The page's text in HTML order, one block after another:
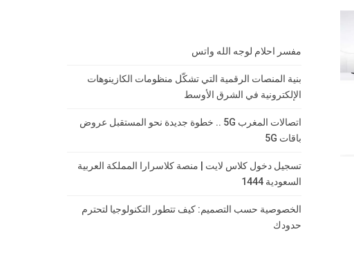
مفسر احلام لوجه الله واتس
بنية المنصات الرقمية التي تشكّل منظومات الكازينوهات
الإلكترونية في الشرق الأوسط
اتصالات المغرب 5G .. خطوة جديدة نحو المستقبل عروض
باقات 5G
تسجيل دخول كلاس لايت | منصة كلاسرارا المملكة العربية
السعودية 1444
الخصوصية حسب التصميم: كيف تتطور التكنولوجيا لتحترم
حدودك